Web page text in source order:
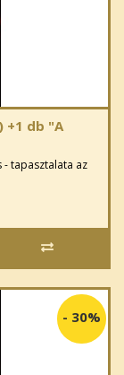
+1 db "A
- tapasztalata az
- 30%